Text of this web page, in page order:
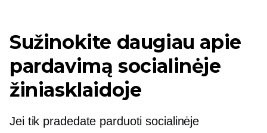
Sužinokite daugiau apie
pardavimą socialinėje
žiniasklaidoje
Jei tik pradedate parduoti socialinėje